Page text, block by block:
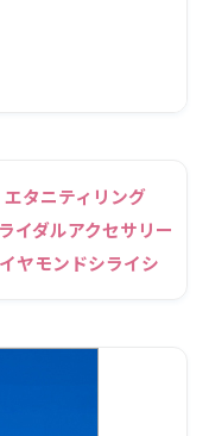
エタニティリング
イダルアクセサリー
ヤモンドシライシ